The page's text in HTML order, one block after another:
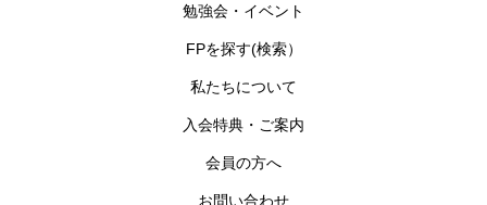
勉強会・イベント
FPを探す(検索）
私たちについて
入会特典・ご案内
会員の方へ
お問い合わせ